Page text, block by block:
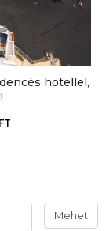
hotellel,
Mehet